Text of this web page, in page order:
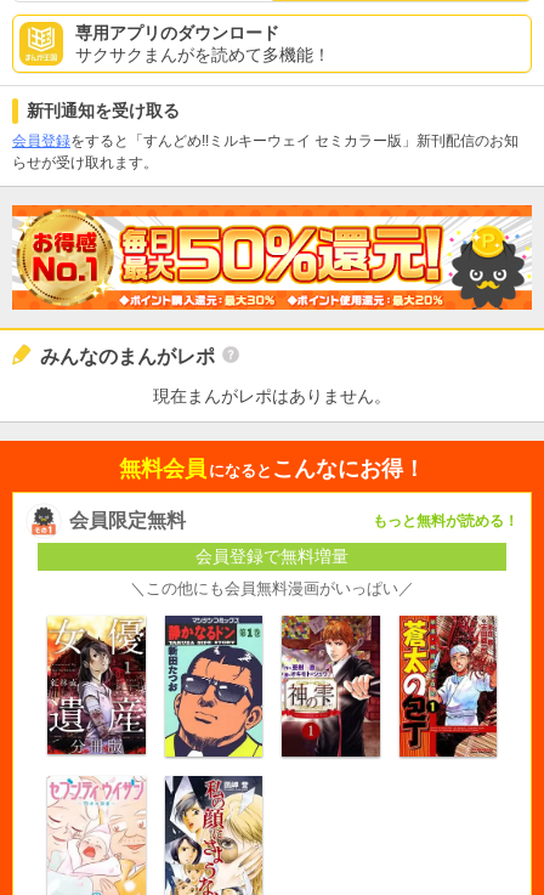
専用アプリのダウンロード
サクサクまんがを読めて多機能！
新刊通知を受け取る
会員登録をすると「すんどめ!!ミルキーウェイ セミカラー版」新刊配信のお知
らせが受け取れます。
みんなのまんがレポ
現在まんがレポはありません。
無料会員 になると こんなにお得！
会員限定無料 もっと無料が読める！
会員登録で無料増量
＼この他にも会員無料漫画がいっぱい／